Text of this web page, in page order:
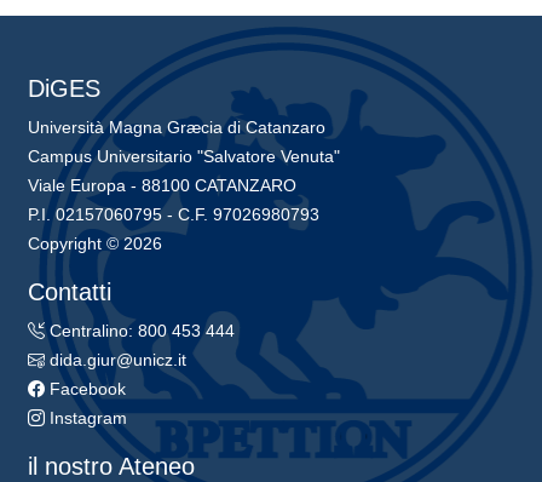
DiGES
Università Magna Græcia di Catanzaro
Campus Universitario "Salvatore Venuta"
Viale Europa - 88100 CATANZARO
P.I. 02157060795 - C.F. 97026980793
Copyright © 2026
Contatti
Centralino: 800 453 444
dida.giur@unicz.it
Facebook
Instagram
il nostro Ateneo